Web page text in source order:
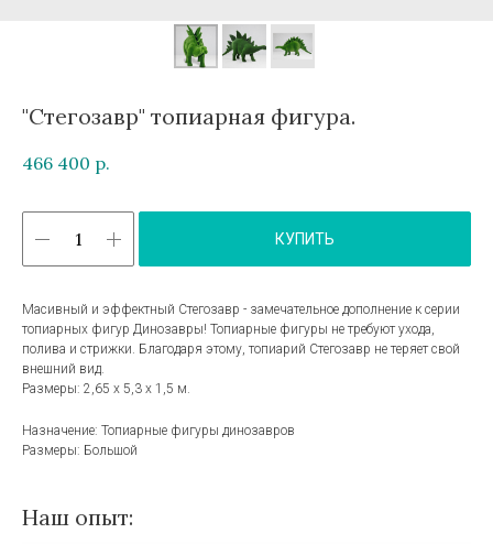
"Стегозавр" топиарная фигура.
466 400 р.
КУПИТЬ
Масивный и эффектный Стегозавр - замечательное дополнение к серии
топиарных фигур Динозавры! Топиарные фигуры не требуют ухода,
полива и стрижки. Благодаря этому, топиарий Стегозавр не теряет свой
внешний вид.
Размеры: 2,65 х 5,3 х 1,5 м.
Назначение: Топиарные фигуры динозавров
Размеры: Большой
Наш опыт: